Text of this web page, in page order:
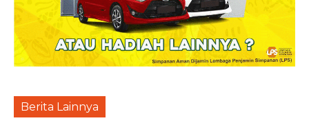
Berita Lainnya